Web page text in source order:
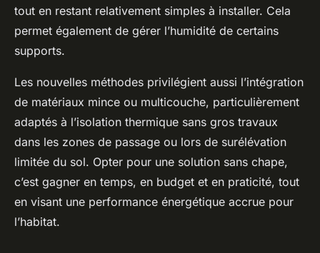
tout en restant relativement simples à installer. Cela
permet également de gérer l’humidité de certains
supports.
Les nouvelles méthodes privilégient aussi l’intégration
de matériaux mince ou multicouche, particulièrement
adaptés à l’isolation thermique sans gros travaux
dans les zones de passage ou lors de surélévation
limitée du sol. Opter pour une solution sans chape,
c’est gagner en temps, en budget et en praticité, tout
en visant une performance énergétique accrue pour
l’habitat.